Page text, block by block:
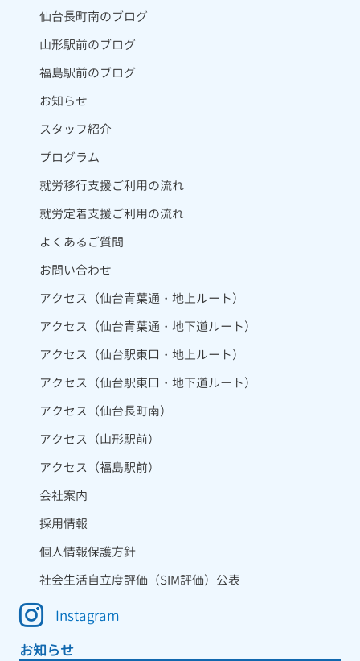
仙台長町南のブログ
山形駅前のブログ
福島駅前のブログ
お知らせ
スタッフ紹介
プログラム
就労移行支援ご利用の流れ
就労定着支援ご利用の流れ
よくあるご質問
お問い合わせ
アクセス（仙台青葉通・地上ルート）
アクセス（仙台青葉通・地下道ルート）
アクセス（仙台駅東口・地上ルート）
アクセス（仙台駅東口・地下道ルート）
アクセス（仙台長町南）
アクセス（山形駅前）
アクセス（福島駅前）
会社案内
採用情報
個人情報保護方針
社会生活自立度評価（SIM評価）公表
Instagram
お知らせ